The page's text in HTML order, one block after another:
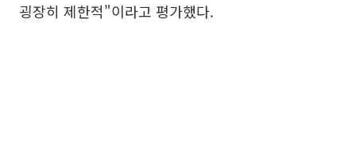
굉장히 제한적"이라고 평가했다.